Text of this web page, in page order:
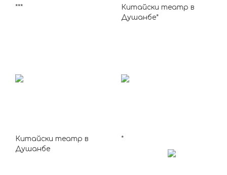
***
Китайски театр в
Душанбе*
Китайски театр в
Душанбе
*